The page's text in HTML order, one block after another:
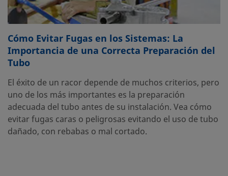
Cómo Evitar Fugas en los Sistemas: La
Importancia de una Correcta Preparación del
Tubo
El éxito de un racor depende de muchos criterios, pero
uno de los más importantes es la preparación
adecuada del tubo antes de su instalación. Vea cómo
evitar fugas caras o peligrosas evitando el uso de tubo
dañado, con rebabas o mal cortado.